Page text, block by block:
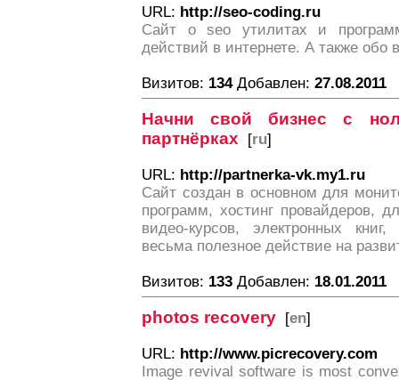
URL: http://seo-coding.ru
Сайт о seo утилитах и
действий в интернете. А также обо
Визитов: 134Добавлен: 27.08.2011
Начни свой бизнес с
партнёрках [ru]
URL: http://partnerka-vk.my1.ru
Сайт создан в основном для
программ, хостинг провайдеров,
видео-курсов, электронных
весьма полезное действие на
Визитов: 133 Добавлен: 18.01.2011
photos recovery [en]
URL: http://www.picrecovery.com
Image revival software is most